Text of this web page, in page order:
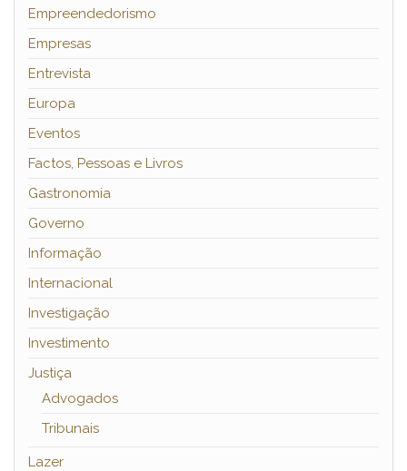
Empreendedorismo
Empresas
Entrevista
Europa
Eventos
Factos, Pessoas e Livros
Gastronomia
Governo
Informação
Internacional
Investigação
Investimento
Justiça
Advogados
Tribunais
Lazer